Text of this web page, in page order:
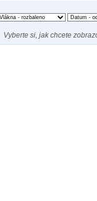
Vyberte si, jak chcete